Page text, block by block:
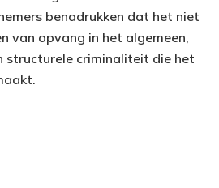
benadrukken dat het niet
van opvang in het algemeen,
structurele criminaliteit die het